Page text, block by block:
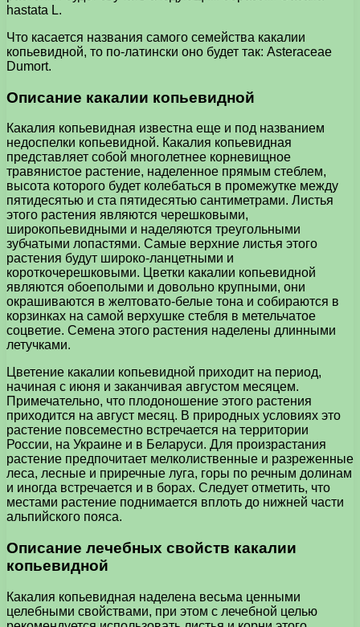
hastata L.
Что касается названия самого семейства какалии
копьевидной, то по-латински оно будет так: Asteraceae
Dumort.
Описание какалии копьевидной
Какалия копьевидная известна еще и под названием
недоспелки копьевидной. Какалия копьевидная
представляет собой многолетнее корневищное
травянистое растение, наделенное прямым стеблем,
высота которого будет колебаться в промежутке между
пятидесятью и ста пятидесятью сантиметрами. Листья
этого растения являются черешковыми,
широкопьевидными и наделяются треугольными
зубчатыми лопастями. Самые верхние листья этого
растения будут широко-ланцетными и
короткочерешковыми. Цветки какалии копьевидной
являются обоеполыми и довольно крупными, они
окрашиваются в желтовато-белые тона и собираются в
корзинках на самой верхушке стебля в метельчатое
соцветие. Семена этого растения наделены длинными
летучками.
Цветение какалии копьевидной приходит на период,
начиная с июня и заканчивая августом месяцем.
Примечательно, что плодоношение этого растения
приходится на август месяц. В природных условиях это
растение повсеместно встречается на территории
России, на Украине и в Беларуси. Для произрастания
растение предпочитает мелколиственные и разреженные
леса, лесные и приречные луга, горы по речным долинам
и иногда встречается и в борах. Следует отметить, что
местами растение поднимается вплоть до нижней части
альпийского пояса.
Описание лечебных свойств какалии
копьевидной
Какалия копьевидная наделена весьма ценными
целебными свойствами, при этом с лечебной целью